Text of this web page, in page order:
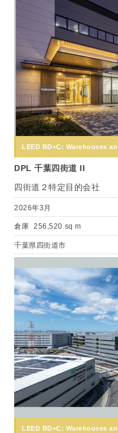
LEED BD+C: Warehouses
DPL 千葉四街道 II
四街道２特定目的会社
2026年3月
倉庫 256,520 sq m
千葉県四街道市
LEED BD+C: Warehouses